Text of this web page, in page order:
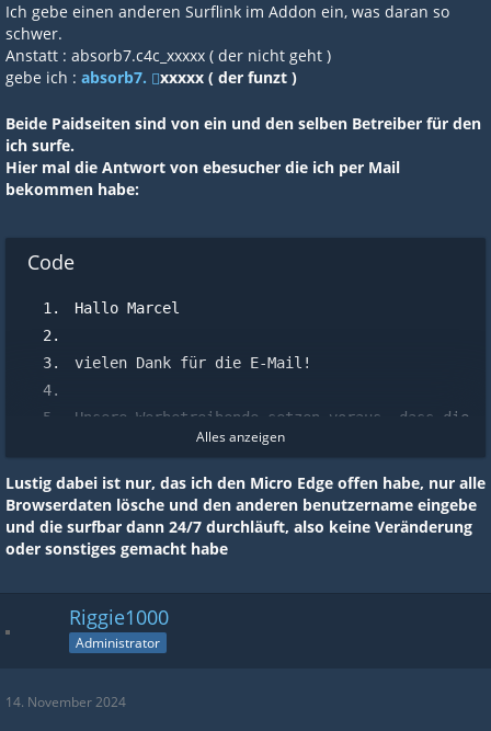
Ich gebe einen anderen Surflink im Addon ein, was daran so
schwer.
Anstatt : absorb7.c4c_xxxxx ( der nicht geht )
gebe ich : absorb7. xxxxx ( der funzt )
Beide Paidseiten sind von ein und den selben Betreiber für den
ich surfe.
Hier mal die Antwort von ebesucher die ich per Mail
bekommen habe:
Code
Hallo Marcel
vielen Dank für die E-Mail!
Unsere Werbetreibende setzen voraus, dass die
beworbenen Seiten
wurden die Seiten
wiederholt nicht oder richtig geladen. Kannst
Du uns mitteilen, ob die
Verbindungsprobleme gab?
Matthias Schulte
Alles anzeigen
Lustig dabei ist nur, das ich den Micro Edge offen habe, nur alle
Browserdaten lösche und den anderen benutzername eingebe
und die surfbar dann 24/7 durchläuft, also keine Veränderung
oder sonstiges gemacht habe
Riggie1000
Administrator
14. November 2024